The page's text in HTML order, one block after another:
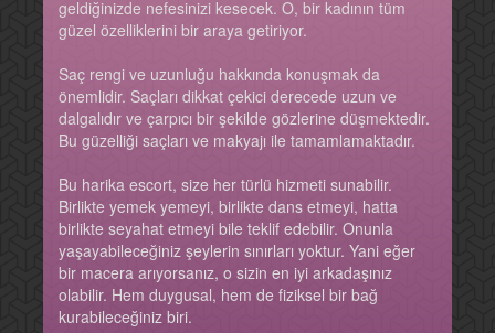
geldiğinizde nefesinizi kesecek. O, bir kadının tüm
güzel özelliklerini bir araya getiriyor.
Saç rengi ve uzunluğu hakkında konuşmak da
önemlidir. Saçları dikkat çekici derecede uzun ve
dalgalıdır ve çarpıcı bir şekilde gözlerine düşmektedir.
Bu güzelliği saçları ve makyajı ile tamamlamaktadır.
Bu harika escort, size her türlü hizmeti sunabilir.
Birlikte yemek yemeyi, birlikte dans etmeyi, hatta
birlikte seyahat etmeyi bile teklif edebilir. Onunla
yaşayabileceğiniz şeylerin sınırları yoktur. Yani eğer
bir macera arıyorsanız, o sizin en iyi arkadaşınız
olabilir. Hem duygusal, hem de fiziksel bir bağ
kurabileceğiniz biri.